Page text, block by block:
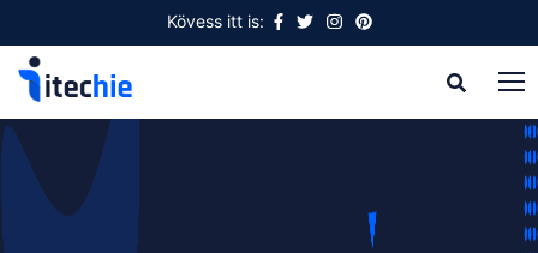
Kövess itt is: